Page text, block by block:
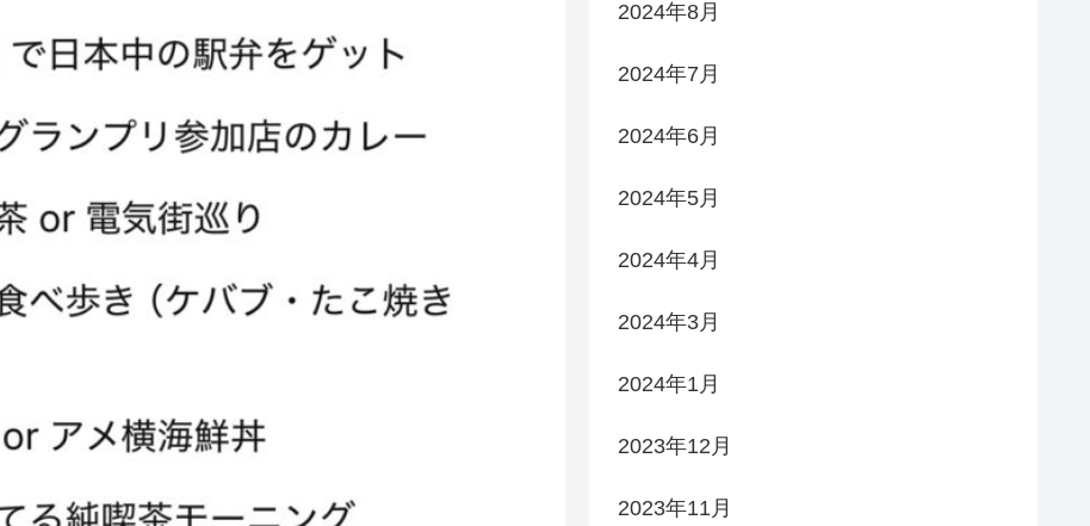
2024年8月
2024年7月
2024年6月
2024年5月
2024年4月
2024年3月
2024年1月
2023年12月
2023年11月